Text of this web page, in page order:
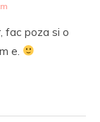
fac poza si o
e.